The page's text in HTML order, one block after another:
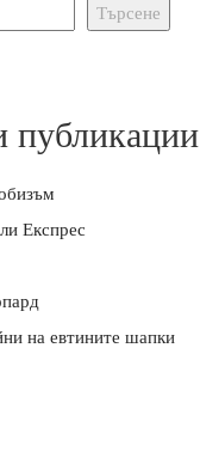
Търсене
публикации
Експрес
на евтините шапки